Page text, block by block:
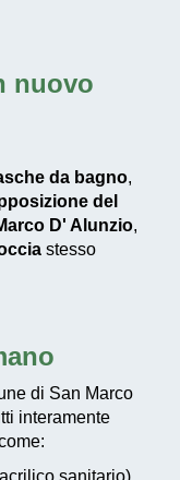
nuovo
da bagno,
del
D' Alunzio,
stesso
di San Marco
interamente
sanitario)